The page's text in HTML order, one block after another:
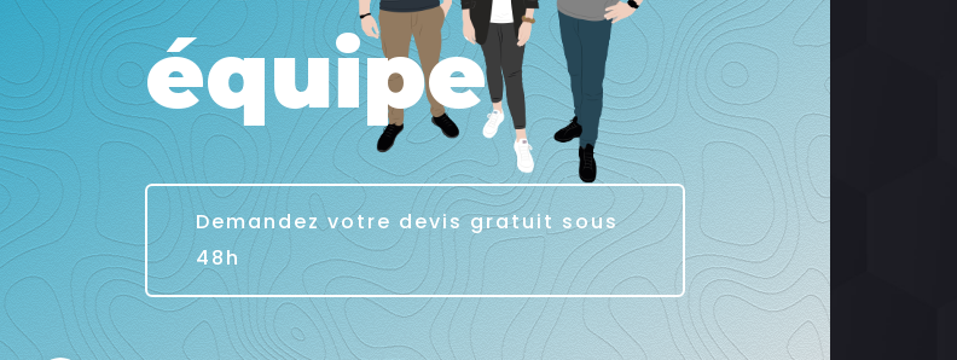
équipe
Demandez votre devis gratuit sous
48h